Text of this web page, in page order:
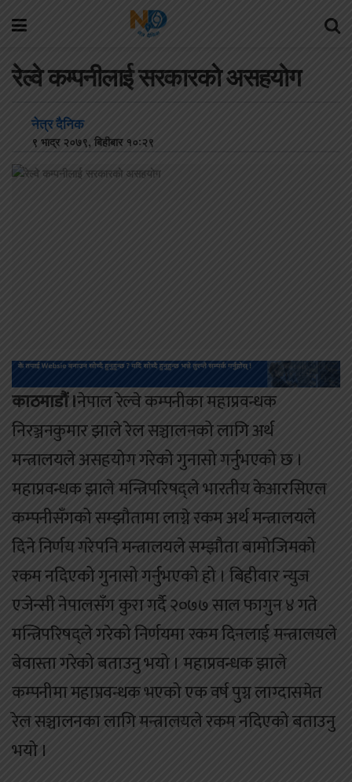
रेल्वे कम्पनीलाई सरकारकाे असहयाेग
नेत्र दैनिक
९ भाद्र २०७९, बिहीबार १०:२९
काठमाडौं ।नेपाल रेल्वे कम्पनीका महाप्रवन्धक
निरञ्जनकुमार झाले रेल सञ्चालनको लागि अर्थ
मन्त्रालयले असहयोग गरेको गुनासो गर्नुभएको छ ।
महाप्रवन्धक झाले मन्त्रिपरिषद्ले भारतीय केआरसिएल
कम्पनीसँगको सम्झौतामा लाग्ने रकम अर्थ मन्त्रालयले
दिने निर्णय गरेपनि मन्त्रालयले सम्झौता बामोजिमको
रकम नदिएको गुनासो गर्नुभएको हो । बिहीवार न्युज
एजेन्सी नेपालसँग कुरा गर्दै २०७७ साल फागुन ४ गते
मन्त्रिपरिषद्ले गरेको निर्णयमा रकम दिनलाई मन्त्रालयले
बेवास्ता गरेको बताउनु भयो । महाप्रवन्धक झाले
कम्पनीमा महाप्रवन्धक भएको एक वर्ष पुग्न लाग्दासमेत
रेल सञ्चालनका लागि मन्त्रालयले रकम नदिएको बताउनु
भयो ।